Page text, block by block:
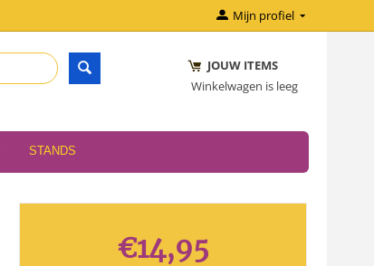
Mijn profiel
JOUW ITEMS
Winkelwagen is leeg
STANDS
€14,95